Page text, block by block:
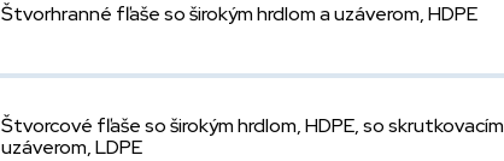
Štvorhranné fľaše so širokým hrdlom a uzáverom, HDPE
Štvorcové fľaše so širokým hrdlom, HDPE, so skrutkovacím
uzáverom, LDPE